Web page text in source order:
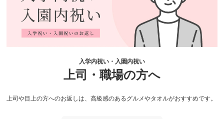
入学内祝い・入園内祝い
上司・職場の方へ
上司や目上の方へのお返しは、高級感のあるグルメやタオルがおすすめです。